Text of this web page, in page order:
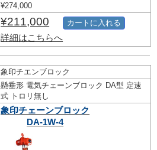
¥274,000
¥211,000
詳細はこちらへ
カートに入れる
象印チエンブロック
懸垂形 電気チェーンブロック DA型 定速
式 トロリ無し
象印チェーンブロック
DA-1W-4